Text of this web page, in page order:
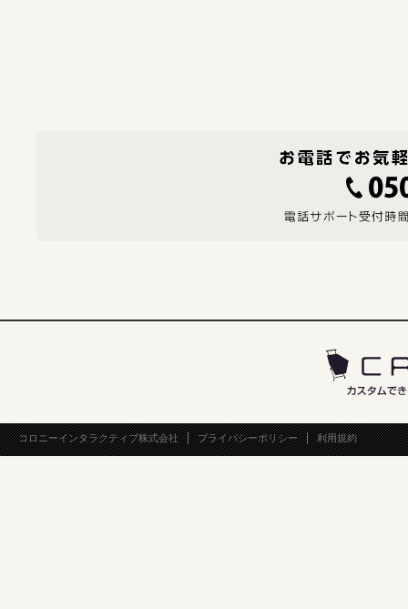
コロニーインタラクティブ株式会社 プライバシーポリシー 利用規約